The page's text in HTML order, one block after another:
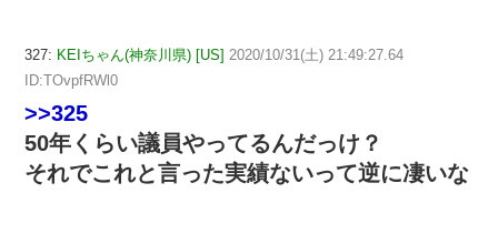
327: KEIちゃん(神奈川県) [US] 2020/10/31(土) 21:49:27.64
ID:TOvpfRWl0
>>325
50年くらい議員やってるんだっけ？
それでこれと言った実績ないって逆に凄いな